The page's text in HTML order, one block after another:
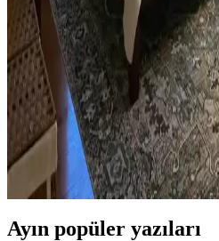
Ev kütüphanesi yenilemesinde
dekoratif öğeler ve konforlu
ve raf düzeni mekânın atmosferini
Yatak Odası Düzeni ve
Yerleşim ve Tasarım İpuçları
Yatak odasında doğru mobilya
ve kişisel dokunuşlarla mekanın
Bu ipuçlarıyla odanız daha dengeli ve
Ayın popüler yazıları